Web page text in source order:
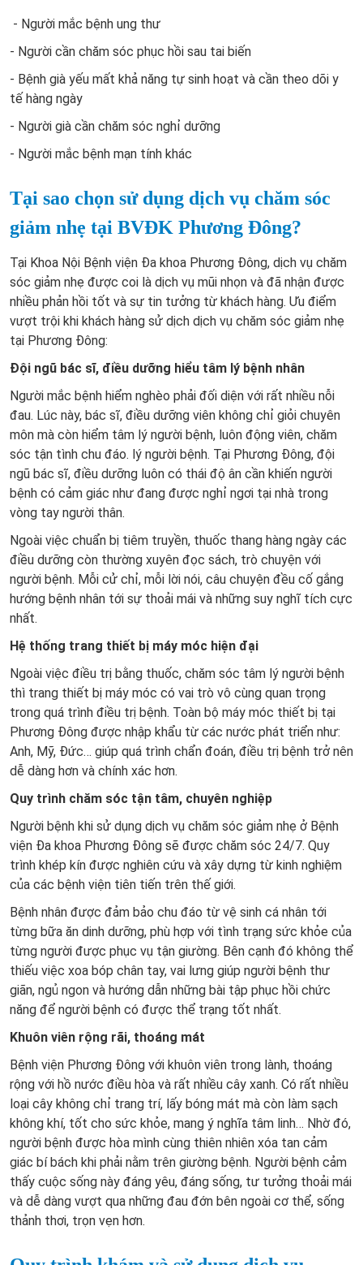
- Người mắc bệnh ung thư
- Người cần chăm sóc phục hồi sau tai biến
- Bệnh già yếu mất khả năng tự sinh hoạt và cần theo dõi y
tế hàng ngày
- Người già cần chăm sóc nghỉ dưỡng
- Người mắc bệnh mạn tính khác
Tại sao chọn sử dụng dịch vụ chăm sóc
giảm nhẹ tại BVĐK Phương Đông?
Tại Khoa Nội Bệnh viện Đa khoa Phương Đông, dịch vụ chăm
sóc giảm nhẹ được coi là dịch vụ mũi nhọn và đã nhận được
nhiều phản hồi tốt và sự tin tưởng từ khách hàng. Ưu điểm
vượt trội khi khách hàng sử dịch dịch vụ chăm sóc giảm nhẹ
tại Phương Đông:
Đội ngũ bác sĩ, điều dưỡng hiểu tâm lý bệnh nhân
Người mắc bệnh hiểm nghèo phải đối diện với rất nhiều nỗi
đau. Lúc này, bác sĩ, điều dưỡng viên không chỉ giỏi chuyên
môn mà còn hiểm tâm lý người bệnh, luôn động viên, chăm
sóc tận tình chu đáo. lý người bệnh. Tại Phương Đông, đội
ngũ bác sĩ, điều dưỡng luôn có thái độ ân cần khiến người
bệnh có cảm giác như đang được nghỉ ngơi tại nhà trong
vòng tay người thân.
Ngoài việc chuẩn bị tiêm truyền, thuốc thang hàng ngày các
điều dưỡng còn thường xuyên đọc sách, trò chuyện với
người bệnh. Mỗi cử chỉ, mỗi lời nói, câu chuyện đều cố gắng
hướng bệnh nhân tới sự thoải mái và những suy nghĩ tích cực
nhất.
Hệ thống trang thiết bị máy móc hiện đại
Ngoài việc điều trị bằng thuốc, chăm sóc tâm lý người bệnh
thì trang thiết bị máy móc có vai trò vô cùng quan trọng
trong quá trình điều trị bệnh. Toàn bộ máy móc thiết bị tại
Phương Đông được nhập khẩu từ các nước phát triển như:
Anh, Mỹ, Đức… giúp quá trình chẩn đoán, điều trị bệnh trở nên
dễ dàng hơn và chính xác hơn.
Quy trình chăm sóc tận tâm, chuyên nghiệp
Người bệnh khi sử dụng dịch vụ chăm sóc giảm nhẹ ở Bệnh
viện Đa khoa Phương Đông sẽ được chăm sóc 24/7. Quy
trình khép kín được nghiên cứu và xây dựng từ kinh nghiệm
của các bệnh viện tiên tiến trên thế giới.
Bệnh nhân được đảm bảo chu đáo từ vệ sinh cá nhân tới
từng bữa ăn dinh dưỡng, phù hợp với tình trạng sức khỏe của
từng người được phục vụ tận giường. Bên cạnh đó không thể
thiếu việc xoa bóp chân tay, vai lưng giúp người bệnh thư
giãn, ngủ ngon và hướng dẫn những bài tập phục hồi chức
năng để người bệnh có được thể trạng tốt nhất.
Khuôn viên rộng rãi, thoáng mát
Bệnh viện Phương Đông với khuôn viên trong lành, thoáng
rộng với hồ nước điều hòa và rất nhiều cây xanh. Có rất nhiều
loại cây không chỉ trang trí, lấy bóng mát mà còn làm sạch
không khí, tốt cho sức khỏe, mang ý nghĩa tâm linh… Nhờ đó,
người bệnh được hòa mình cùng thiên nhiên xóa tan cảm
giác bí bách khi phải nằm trên giường bệnh. Người bệnh cảm
thấy cuộc sống này đáng yêu, đáng sống, tư tưởng thoải mái
và dễ dàng vượt qua những đau đớn bên ngoài cơ thể, sống
thảnh thơi, trọn vẹn hơn.